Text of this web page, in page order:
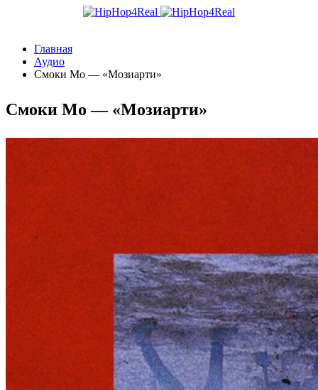
Главная
Аудио
Смоки Мо — «Мозиарти»
Смоки Мо — «Мозиарти»